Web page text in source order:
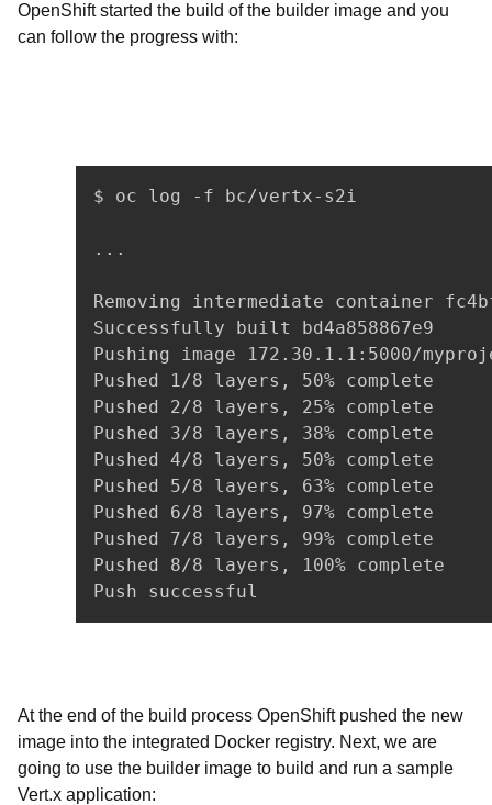
OpenShift started the build of the builder image and you
can follow the progress with:
$ oc log -f bc/vertx-s2i
...
Removing intermediate container
Successfully built bd4a858867e9
Pushing image 172.30.1.1:5000/
Pushed 1/8 layers, 50% complete
Pushed 2/8 layers, 25% complete
Pushed 3/8 layers, 38% complete
Pushed 4/8 layers, 50% complete
Pushed 5/8 layers, 63% complete
Pushed 6/8 layers, 97% complete
Pushed 7/8 layers, 99% complete
Pushed 8/8 layers, 100% complete
At the end of the build process OpenShift pushed the new
image into the integrated Docker registry. Next, we are
going to use the builder image to build and run a sample
Vert.x application: